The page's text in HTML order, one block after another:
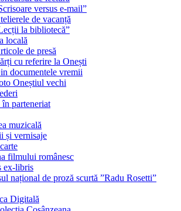
versus e-mail”
de vacanță
la bibliotecă”
locală
de presă
cu referire la Onești
documentele vremii
Oneștiul vechi
în parteneriat
muzicală
și vernisaje
filmului românesc
ex-libris
național de proză scurtă ”Radu Rosetti”
Digitală